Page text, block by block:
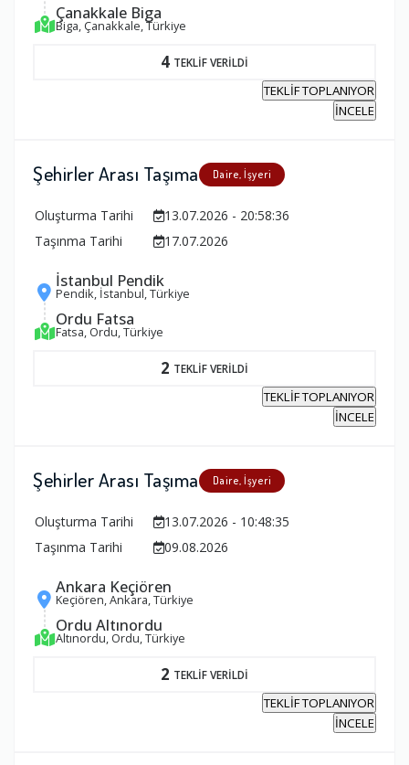
Çanakkale Biga
Biga, Çanakkale, Türkiye
4 TEKLİF VERİLDİ
TEKLİF TOPLANIYOR
İNCELE
Şehirler Arası Taşıma Daire, İşyeri
Oluşturma Tarihi
13.07.2026 - 20:58:36
Taşınma Tarihi
17.07.2026
İstanbul Pendik
Pendik, İstanbul, Türkiye
Ordu Fatsa
Fatsa, Ordu, Türkiye
2 TEKLİF VERİLDİ
TEKLİF TOPLANIYOR
İNCELE
Şehirler Arası Taşıma Daire, İşyeri
Oluşturma Tarihi
13.07.2026 - 10:48:35
Taşınma Tarihi
09.08.2026
Ankara Keçiören
Keçiören, Ankara, Türkiye
Ordu Altınordu
Altınordu, Ordu, Türkiye
2 TEKLİF VERİLDİ
TEKLİF TOPLANIYOR
İNCELE